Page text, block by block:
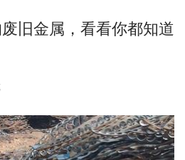
旧金属，看看你都知道